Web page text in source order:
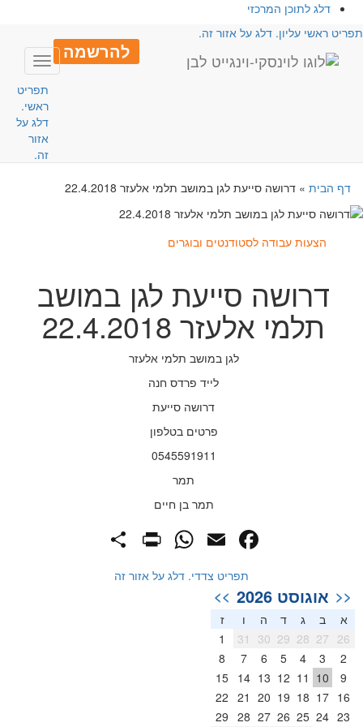
דלג לתוכן המרכזי
ראשי עליון. דלג על אזור זה.
להרשמה
Toggle
תפריט
ראשי.
דלג על
אזור
זה.
דף הבית» דרושה סייעת לגן במושב תלמי אלעזר 22.4.2018
הצעות עבודה לסטודנטים ובוגרים
דרושה סייעת לגן במושב
תלמי אלעזר 22.4.2018
לגן במושב תלמי אלעזר
לייד פרדס חנה
דרושה סייעת
פרטים בטלפון
0545591911
תמר
תמר בן חיים
Facebook
Email
WhatsApp
תפריט צדדי. דלג על אזור זה
<< אוגוסט 2026 >>
א ב ג ד ה
ז
26
27
28
29
30
31
2
3
4
5
6
7
8
9
10
11
12
13
14
15
16
17
18
19
20
21
22
23
24
25
26
27
28
29